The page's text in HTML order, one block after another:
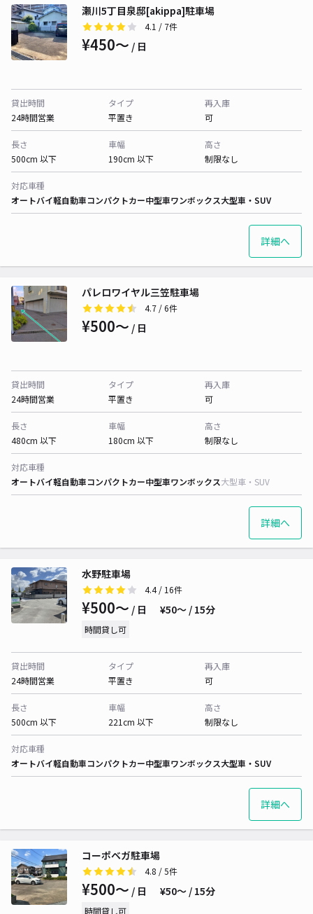
瀬川5丁目泉邸[akippa]駐車場
4.1 / 7件
¥450〜 / 日
貸出時間
24時間営業
タイプ
平置き
再入庫
可
長さ
500cm 以下
車幅
190cm 以下
高さ
制限なし
対応車種
オートバイ軽自動車コンパクトカー中型車ワンボックス大型車・SUV
詳細へ
パレロワイヤル三笠駐車場
4.7 / 6件
¥500〜 / 日
貸出時間
24時間営業
タイプ
平置き
再入庫
可
長さ
480cm 以下
車幅
180cm 以下
高さ
制限なし
対応車種
オートバイ軽自動車コンパクトカー中型車ワンボックス大型車・SUV
詳細へ
水野駐車場
4.4/ 16件
¥500〜 / 日 ¥50〜 / 15分
時間貸し可
貸出時間
24時間営業
タイプ
平置き
再入庫
可
長さ
500cm 以下
車幅
221cm 以下
高さ
制限なし
対応車種
オートバイ軽自動車コンパクトカー中型車ワンボックス大型車・SUV
詳細へ
コーポベガ駐車場
4.8 / 5件
¥500〜 / 日 ¥50〜 / 15分
時間貸し可